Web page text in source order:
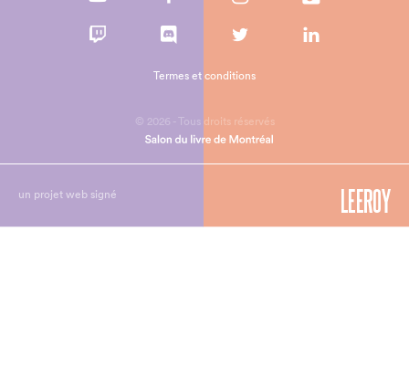
© 2026 - Tous droits réservés
Termes et conditions
un projet web signé